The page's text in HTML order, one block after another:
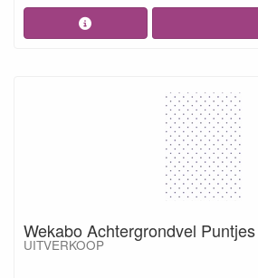
Wekabo Achtergrondvel
UITVERKOOP